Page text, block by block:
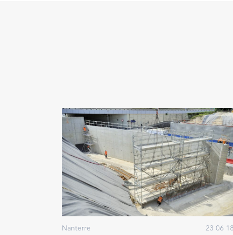
Nanterre 23 06 18